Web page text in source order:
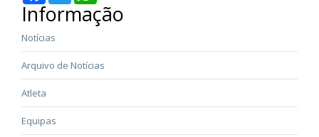
Informação
Notícias
Arquivo de Notícias
Atleta
Equipas